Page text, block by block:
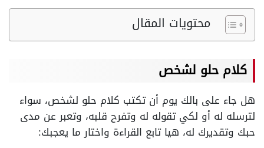
محتويات المقال
كلام حلو لشخص
هل جاء على بالك يوم أن تكتب كلام حلو لشخص، سواء
لترسله له أو لكي تقوله له وتفرح قلبه، وتعبر عن مدى
حبك وتقديرك له، هيا تابع القراءة واختار ما يعجبك: